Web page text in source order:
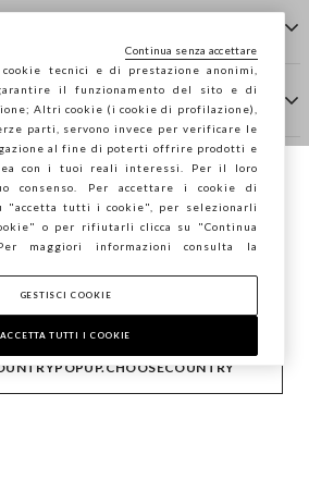
P.Iva 04240010274 - Cap. Soc.
290.923.470 -2.4.0
STEFANEL Italia, vuoi
CONFERMA
Italia
tecnici e di prestazione anonimi,
il funzionamento del sito e di
Altri cookie (i cookie di profilazione),
parti, servono invece per verificare le
al fine di poterti offrire prodotti e
con i tuoi reali interessi. Per il loro
consenso. Per accettare i cookie di
"accetta tutti i cookie", per selezionarli
o per rifiutarli clicca su "Continua
maggiori informazioni consulta la
GESTISCI COOKIE
ACCETTA TUTTI I COOKIE
Continua senza accettare